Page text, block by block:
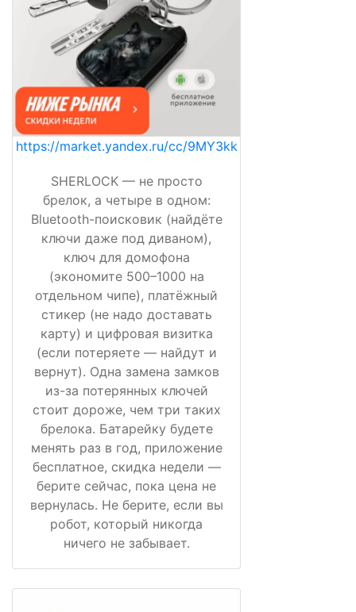
https://market.yandex.ru/cc/9MY3kk
SHERLOCK — не просто
брелок, а четыре в одном:
Bluetooth-поисковик (найдёте
ключи даже под диваном),
ключ для домофона
(экономите 500–1000 на
отдельном чипе), платёжный
стикер (не надо доставать
карту) и цифровая визитка
(если потеряете — найдут и
вернут). Одна замена замков
из-за потерянных ключей
стоит дороже, чем три таких
брелока. Батарейку будете
менять раз в год, приложение
бесплатное, скидка недели —
берите сейчас, пока цена не
вернулась. Не берите, если вы
робот, который никогда
ничего не забывает.